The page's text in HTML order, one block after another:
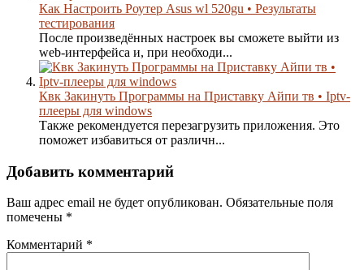
Как Настроить Роутер Asus wl 520gu • Результаты
тестирования
После произведённых настроек вы сможете выйти из
web-интерфейса и, при необходи...
Квк Закинуть Программы на Приставку Айпи тв • Iptv-
плееры для windows
Также рекомендуется перезагрузить приложения. Это
поможет избавиться от различн...
Добавить комментарий
Ваш адрес email не будет опубликован. Обязательные поля
помечены *
Комментарий *